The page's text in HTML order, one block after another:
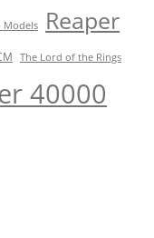
Models Reaper
The Lord of the Rings
40000